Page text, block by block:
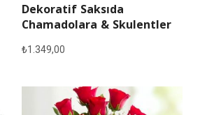
Dekoratif Saksıda
Chamadolara & Skulentler
₺1.349,00